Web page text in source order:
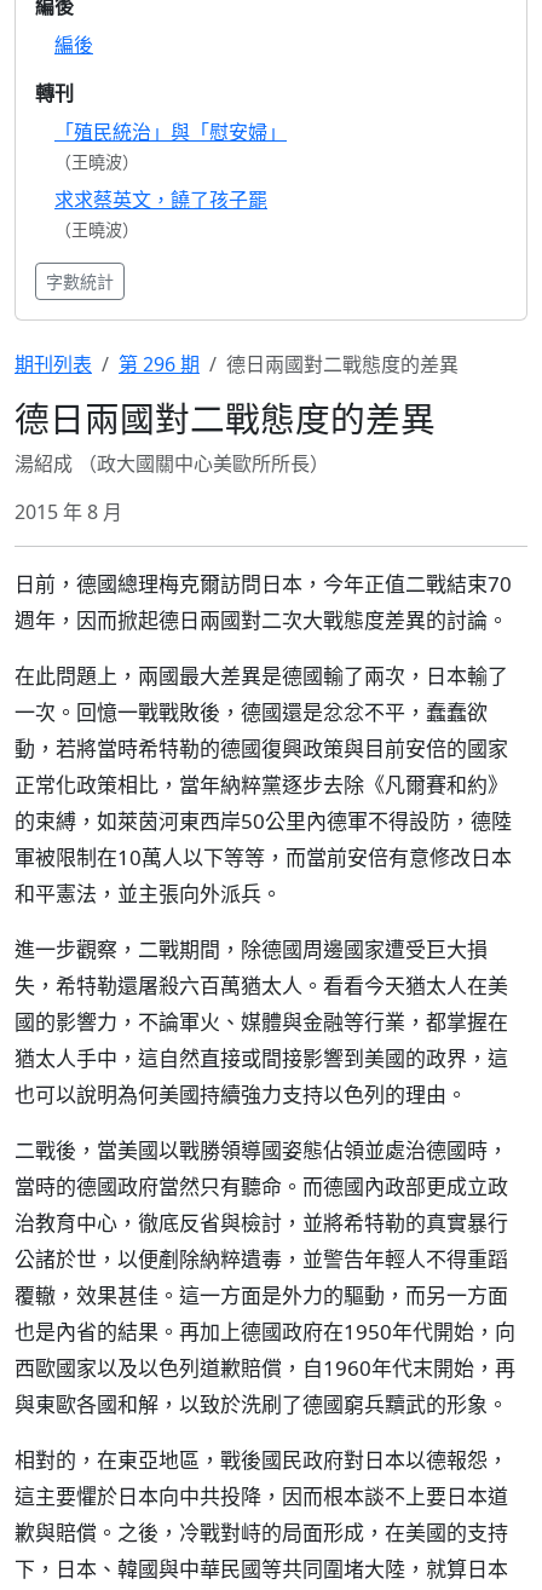
編後
編後
轉刊
「殖民統治」與「慰安婦」
（王曉波）
求求蔡英文，饒了孩子罷
（王曉波）
字數統計
期刊列表 第 296 期 德日兩國對二戰態度的差異
德日兩國對二戰態度的差異
湯紹成 （政大國關中心美歐所所長）
2015 年 8 月
日前，德國總理梅克爾訪問日本，今年正值二戰結束70
週年，因而掀起德日兩國對二次大戰態度差異的討論。
在此問題上，兩國最大差異是德國輸了兩次，日本輸了
一次。回憶一戰戰敗後，德國還是忿忿不平，蠢蠢欲
動，若將當時希特勒的德國復興政策與目前安倍的國家
正常化政策相比，當年納粹黨逐步去除《凡爾賽和約》
的束縛，如萊茵河東西岸50公里內德軍不得設防，德陸
軍被限制在10萬人以下等等，而當前安倍有意修改日本
和平憲法，並主張向外派兵。
進一步觀察，二戰期間，除德國周邊國家遭受巨大損
失，希特勒還屠殺六百萬猶太人。看看今天猶太人在美
國的影響力，不論軍火、媒體與金融等行業，都掌握在
猶太人手中，這自然直接或間接影響到美國的政界，這
也可以說明為何美國持續強力支持以色列的理由。
二戰後，當美國以戰勝領導國姿態佔領並處治德國時，
當時的德國政府當然只有聽命。而德國內政部更成立政
治教育中心，徹底反省與檢討，並將希特勒的真實暴行
公諸於世，以便剷除納粹遺毒，並警告年輕人不得重蹈
覆轍，效果甚佳。這一方面是外力的驅動，而另一方面
也是內省的結果。再加上德國政府在1950年代開始，向
西歐國家以及以色列道歉賠償，自1960年代末開始，再
與東歐各國和解，以致於洗刷了德國窮兵黷武的形象。
相對的，在東亞地區，戰後國民政府對日本以德報怨，
這主要懼於日本向中共投降，因而根本談不上要日本道
歉與賠償。之後，冷戰對峙的局面形成，在美國的支持
下，日本、韓國與中華民國等共同圍堵大陸，就算日本